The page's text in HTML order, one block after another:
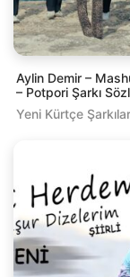
Aylin Demir –
– Potpori Şarkı
Yeni Kürtçe Şarkılar